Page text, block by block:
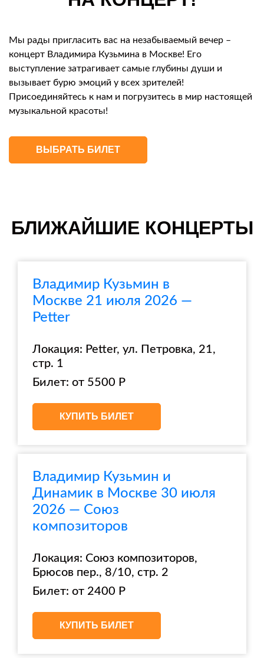
Мы рады пригласить вас на незабываемый вечер –
концерт Владимира Кузьмина в Москве! Его
выступление затрагивает самые глубины души и
вызывает бурю эмоций у всех зрителей!
Присоединяйтесь к нам и погрузитесь в мир настоящей
музыкальной красоты!
ВЫБРАТЬ БИЛЕТ
БЛИЖАЙШИЕ КОНЦЕРТЫ
Владимир Кузьмин в
Москве 21 июля 2026 —
Petter
Локация: Petter, ул. Петровка, 21,
стр. 1
Билет: от 5500 Р
КУПИТЬ БИЛЕТ
Владимир Кузьмин и
Динамик в Москве 30 июля
2026 — Союз
композиторов
Локация: Союз композиторов,
Брюсов пер., 8/10, стр. 2
Билет: от 2400 Р
КУПИТЬ БИЛЕТ